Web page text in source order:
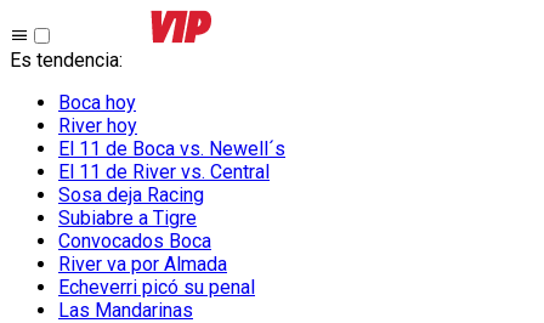
Es tendencia:
Boca hoy
River hoy
El 11 de Boca vs. Newell´s
El 11 de River vs. Central
Sosa deja Racing
Subiabre a Tigre
Convocados Boca
River va por Almada
Echeverri picó su penal
Las Mandarinas